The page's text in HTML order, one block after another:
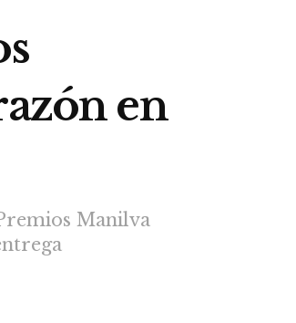
en
Manilva